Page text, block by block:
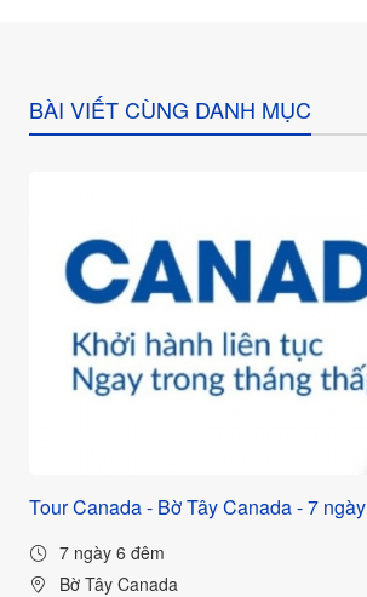
BÀI VIẾT CÙNG DANH MỤC
Tour Canada - Bờ Tây Canada - 7 ngày
7 ngày 6 đêm
Bờ Tây Canada